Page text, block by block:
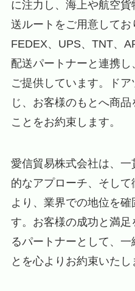
に注力し、海上や航空
送ルートをご用意してお
FEDEX、UPS、TNT、
配送パートナーと連携
ご提供しています。ド
じ、お客様のもとへ商
ことをお約束します。
愛信貿易株式会社は、
的なアプローチ、そし
より、業界での地位を
す。お客様の成功と満足
るパートナーとして、
とを心よりお約束いたし